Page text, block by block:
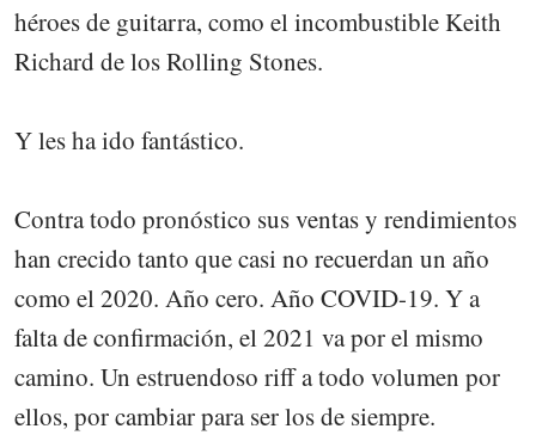
héroes de guitarra, como el incombustible Keith
Richard de los Rolling Stones.
Y les ha ido fantástico.
Contra todo pronóstico sus ventas y rendimientos
han crecido tanto que casi no recuerdan un año
como el 2020. Año cero. Año COVID-19. Y a
falta de confirmación, el 2021 va por el mismo
camino. Un estruendoso riff a todo volumen por
ellos, por cambiar para ser los de siempre.